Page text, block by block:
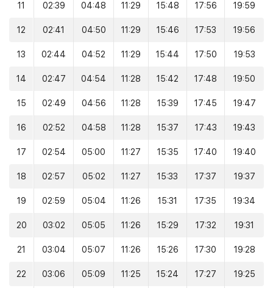
11 02:39 04:48 11:29 15:48 17:56 19:59
12 02:41 04:50 11:29 15:46 17:53 19:56
13 02:44 04:52 11:29 15:44 17:50 19:53
14 02:47 04:54 11:28 15:42 17:48 19:50
15 02:49 04:56 11:28 15:39 17:45 19:47
16 02:52 04:58 11:28 15:37 17:43 19:43
17 02:54 05:00 11:27 15:35 17:40 19:40
18 02:57 05:02 11:27 15:33 17:37 19:37
19 02:59 05:04 11:26 15:31 17:35 19:34
20 03:02 05:05 11:26 15:29 17:32 19:31
21 03:04 05:07 11:26 15:26 17:30 19:28
22 03:06 05:09 11:25 15:24 17:27 19:25